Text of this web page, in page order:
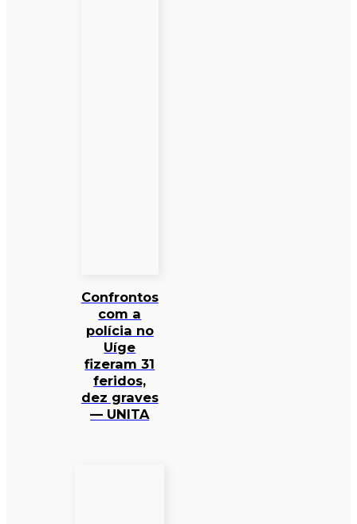
Confrontos
com a
polícia no
Uíge
fizeram 31
feridos,
dez graves
— UNITA